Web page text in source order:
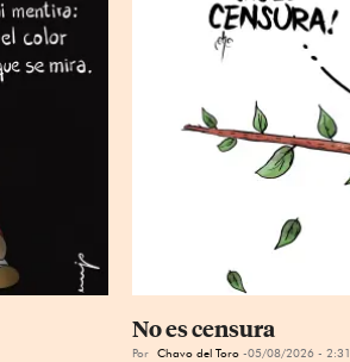
No es censura
Por Chavo del Toro 05/08/2026 - 2:31